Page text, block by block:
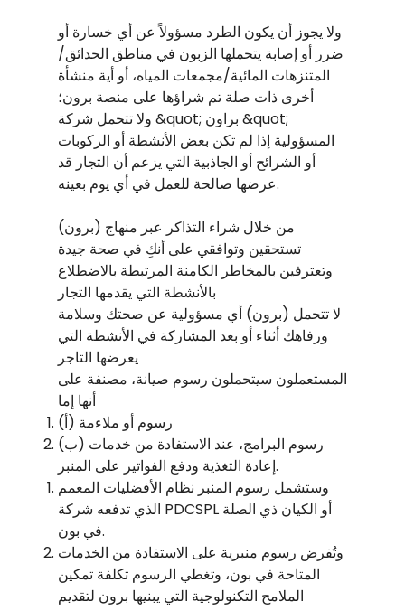
ولا يجوز أن يكون الطرد مسؤولاً عن أي خسارة أو
ضرر أو إصابة يتحملها الزبون في مناطق الحدائق/
المتنزهات المائية/مجمعات المياه، أو أية منشأة
أخرى ذات صلة تم شراؤها على منصة برون؛
ولا تتحمل شركة &quot; براون &quot;
المسؤولية إذا لم تكن بعض الأنشطة أو الركوبات
أو الشرائح أو الجاذبية التي يزعم أن التجار قد
عرضها صالحة للعمل في أي يوم بعينه.
من خلال شراء التذاكر عبر منهاج (برون)
تستحقين وتوافقي على أنكِ في صحة جيدة
وتعترفين بالمخاطر الكامنة المرتبطة بالاضطلاع
بالأنشطة التي يقدمها التجار
لا تتحمل (برون) أي مسؤولية عن صحتك وسلامة
ورفاهك أثناء أو بعد المشاركة في الأنشطة التي
يعرضها التاجر
المستعملون سيتحملون رسوم صيانة، مصنفة على
أنها إما
(أ) رسوم أو ملاءمة
(ب) رسوم البرامج، عند الاستفادة من خدمات
إعادة التغذية ودفع الفواتير على المنبر.
وستشمل رسوم المنبر نظام الأفضليات المعمم
الذي تدفعه شركة PDCSPL أو الكيان ذي الصلة
في بون.
وتُفرض رسوم منبرية على الاستفادة من الخدمات
المتاحة في بون، وتغطي الرسوم تكلفة تمكين
الملامح التكنولوجية التي يبنيها برون لتقديم